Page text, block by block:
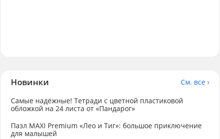
Новинки
См. все ›
Самые надёжные! Тетради с цветной пластиковой
обложкой на 24 листа от «Пандарог»
Пазл MAXI Premium «Лео и Тиг»: большое приключение
для малышей